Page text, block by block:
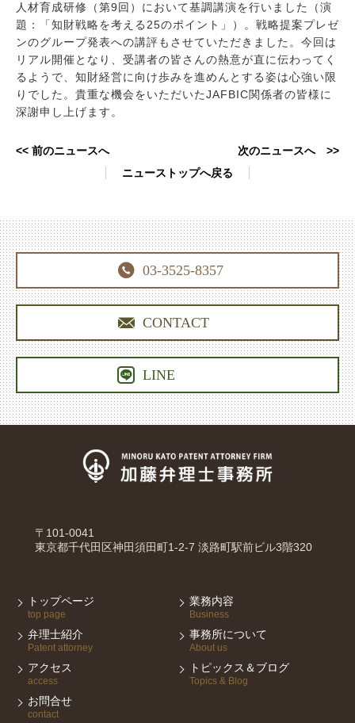
人材育成研修（第9回）において基調講演を行いました（演
題：「知財戦略を考える25のポイント」）。戦略提案プレゼ
ンのグループ発表への講評もさせていただきました。今回は
リアル開催となり、受講者の皆さんの熱意が直に伝わってく
るようで、知財経営に向け歩みを進めんとする姿は心強い限
りでした。貴重な機会をいただいたJAFBIC関係者の皆様に
深謝申し上げます。
<< 前のニュースへ
ニューストップへ戻る
次のニュースへ >>
 03-3525-8357
 CONTACT
 LINE
〒101-0041
東京都千代田区神田須田町1-2-7 淡路町駅前ビル3階320
トップページ
top page
業務内容
Business
弁理士紹介
Patent attorney
事務所について
About us
アクセス
access
トピックス＆ブログ
Topics & Blog
お問合せ
contact